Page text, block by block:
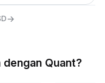
→
Quant?